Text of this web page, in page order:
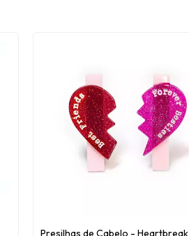
Presilhas de Cabelo - Heartbreak